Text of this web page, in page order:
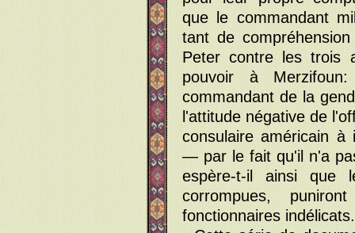
que le commandant
tant de
Peter contre les trois
pouvoir à
commandant de la
l'attitude négative de
consulaire américain à
— par le fait qu'il n'a
espère-t-il ainsi que
corrompues,
fonctionnaires indélicats.